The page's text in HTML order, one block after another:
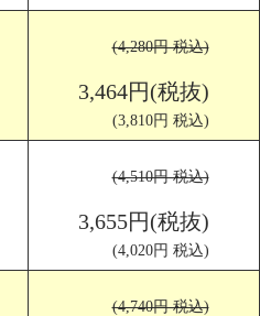
(4,280円 税込)
3,464円(税抜)
(3,810円 税込)
(4,510円 税込)
3,655円(税抜)
(4,020円 税込)
(4,740円 税込)